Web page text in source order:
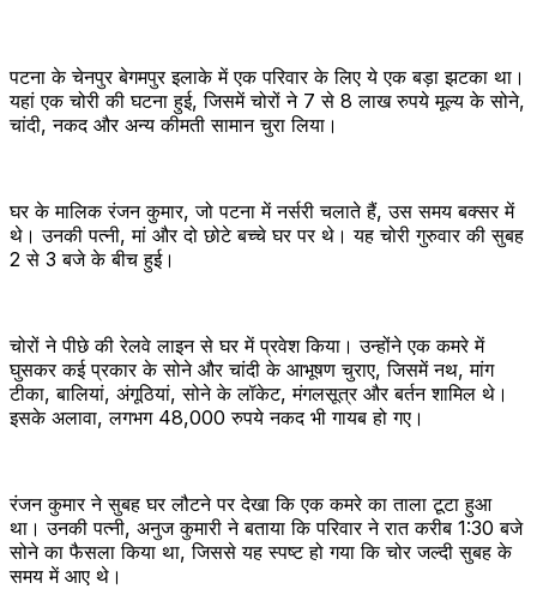
पटना के चेनपुर बेगमपुर इलाके में एक परिवार के लिए ये एक बड़ा झटका था।
यहां एक चोरी की घटना हुई, जिसमें चोरों ने 7 से 8 लाख रुपये मूल्य के सोने,
चांदी, नकद और अन्य कीमती सामान चुरा लिया।
घर के मालिक रंजन कुमार, जो पटना में नर्सरी चलाते हैं, उस समय बक्सर में
थे। उनकी पत्नी, मां और दो छोटे बच्चे घर पर थे। यह चोरी गुरुवार की सुबह
2 से 3 बजे के बीच हुई।
चोरों ने पीछे की रेलवे लाइन से घर में प्रवेश किया। उन्होंने एक कमरे में
घुसकर कई प्रकार के सोने और चांदी के आभूषण चुराए, जिसमें नथ, मांग
टीका, बालियां, अंगूठियां, सोने के लॉकेट, मंगलसूत्र और बर्तन शामिल थे।
इसके अलावा, लगभग 48,000 रुपये नकद भी गायब हो गए।
रंजन कुमार ने सुबह घर लौटने पर देखा कि एक कमरे का ताला टूटा हुआ
था। उनकी पत्नी, अनुज कुमारी ने बताया कि परिवार ने रात करीब 1:30 बजे
सोने का फैसला किया था, जिससे यह स्पष्ट हो गया कि चोर जल्दी सुबह के
समय में आए थे।